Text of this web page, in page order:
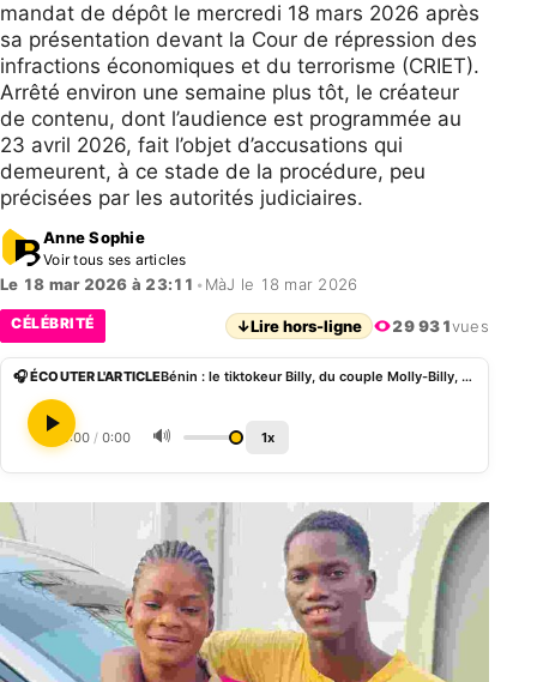
mandat de dépôt le mercredi 18 mars 2026 après
sa présentation devant la Cour de répression des
infractions économiques et du terrorisme (CRIET).
Arrêté environ une semaine plus tôt, le créateur
de contenu, dont l’audience est programmée au
23 avril 2026, fait l’objet d’accusations qui
demeurent, à ce stade de la procédure, peu
précisées par les autorités judiciaires.
Anne Sophie
Voir tous ses articles
Le 18 mar 2026 à 23:11 • MàJ le 18 mar 2026
CÉLÉBRITÉ ↓Lire hors-ligne 29 931vues
🎧 ÉCOUTER L'ARTICLE Bénin : le tiktokeur Billy, du couple Molly-Billy, placé sous mandat de dépôt par la CRIET
0:00 / 0:00 🔊 1x